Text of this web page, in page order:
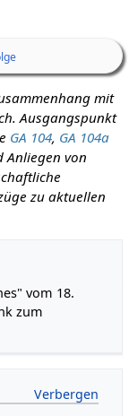
mit
Ausgangspunkt
GA 104, GA 104a
Anliegen von
zu aktuellen
vom 18.
zum